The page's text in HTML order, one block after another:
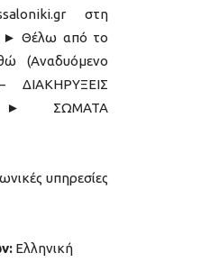
στη
► Θέλω από το
(Αναδυόμενο
► ΣΩΜΑΤΑ
υπηρεσίες
Ελληνική